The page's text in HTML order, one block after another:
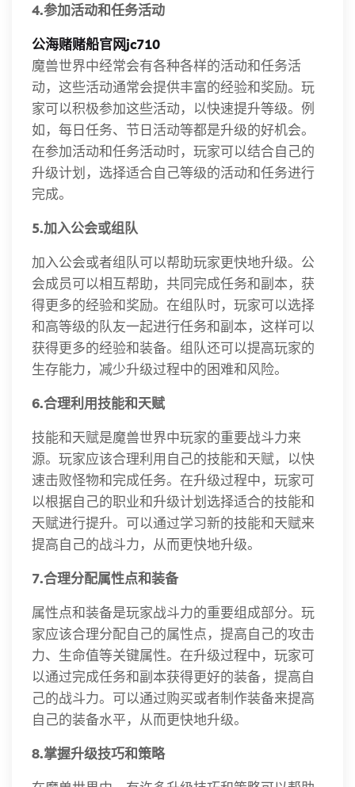
4.参加活动和任务活动
公海赌赌船官网jc710
魔兽世界中经常会有各种各样的活动和任务活
动，这些活动通常会提供丰富的经验和奖励。玩
家可以积极参加这些活动，以快速提升等级。例
如，每日任务、节日活动等都是升级的好机会。
在参加活动和任务活动时，玩家可以结合自己的
升级计划，选择适合自己等级的活动和任务进行
完成。
5.加入公会或组队
加入公会或者组队可以帮助玩家更快地升级。公
会成员可以相互帮助，共同完成任务和副本，获
得更多的经验和奖励。在组队时，玩家可以选择
和高等级的队友一起进行任务和副本，这样可以
获得更多的经验和装备。组队还可以提高玩家的
生存能力，减少升级过程中的困难和风险。
6.合理利用技能和天赋
技能和天赋是魔兽世界中玩家的重要战斗力来
源。玩家应该合理利用自己的技能和天赋，以快
速击败怪物和完成任务。在升级过程中，玩家可
以根据自己的职业和升级计划选择适合的技能和
天赋进行提升。可以通过学习新的技能和天赋来
提高自己的战斗力，从而更快地升级。
7.合理分配属性点和装备
属性点和装备是玩家战斗力的重要组成部分。玩
家应该合理分配自己的属性点，提高自己的攻击
力、生命值等关键属性。在升级过程中，玩家可
以通过完成任务和副本获得更好的装备，提高自
己的战斗力。可以通过购买或者制作装备来提高
自己的装备水平，从而更快地升级。
8.掌握升级技巧和策略